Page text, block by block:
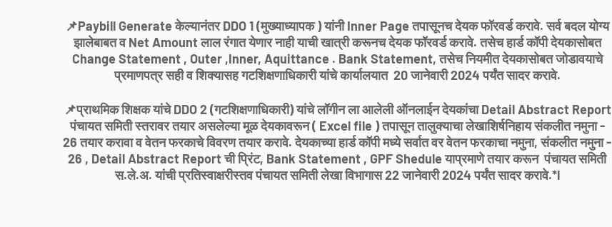
📌Paybill Generate केल्यानंतर DDO 1 (मुख्याध्यापक ) यांनी Inner Page तपासूनच देयक फॉरवर्ड करावे. सर्व बदल योग्य
झालेबाबत व Net Amount लाल रंगात येणार नाही याची खात्री करूनच देयक फॉरवर्ड करावे. तसेच हार्ड कॉपी देयकासोबत
Change Statement , Outer ,Inner, Aquittance . Bank Statement, तसेच नियमीत देयकासोबत जोडावयाचे
प्रमाणपत्र सही व शिक्यासह गटशिक्षणाधिकारी यांचे कार्यालयात 20 जानेवारी 2024 पर्यंत सादर करावे.
📌प्राथमिक शिक्षक यांचे DDO 2 (गटशिक्षणाधिकारी) यांचे लॉगीन ला आलेली ऑनलाईन देयकांचा Detail Abstract Report
पंचायत समिती स्तरावर तयार असलेल्या मूळ देयकावरून ( Excel file ) तपासून तालुक्याचा लेखाशिर्षनिहाय संकलीत नमुना -
26 तयार करावा व वेतन फरकाचे विवरण तयार करावे. देयकाच्या हार्ड कॉपी मध्ये सर्वात वर वेतन फरकाचा नमुना, संकलीत नमुना -
26 , Detail Abstract Report ची प्रिंट, Bank Statement , GPF Shedule याप्रमाणे तयार करून पंचायत समिती
स.ले.अ. यांची प्रतिस्वाक्षरीस्तव पंचायत समिती लेखा विभागास 22 जानेवारी 2024 पर्यंत सादर करावे.*l